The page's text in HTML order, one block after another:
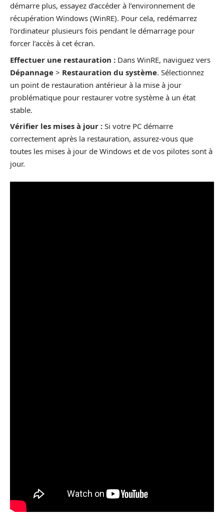
démarre plus, essayez d’accéder à l’environnement de
récupération Windows (WinRE). Pour cela, redémarrez
l’ordinateur plusieurs fois pendant le démarrage pour
forcer l’accès à cet écran.
Effectuer une restauration : Dans WinRE, naviguez vers
Dépannage > Restauration du système. Sélectionnez
un point de restauration antérieur à la mise à jour
problématique pour restaurer votre système à un état
stable.
Vérifier les mises à jour : Si votre PC démarre
correctement après la restauration, assurez-vous que
toutes les mises à jour de Windows et de vos pilotes sont à
jour.